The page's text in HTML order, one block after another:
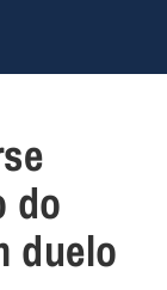
do
duelo